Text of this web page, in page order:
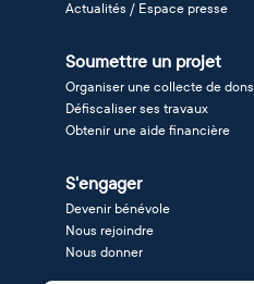
Actualités / Espace presse
Soumettre un projet
Organiser une collecte de dons
Défiscaliser ses travaux
Obtenir une aide financière
S'engager
Devenir bénévole
Nous rejoindre
Nous donner